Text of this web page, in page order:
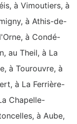
à Vimoutiers, à
à Athis-de-
à Condé-
au Theil, à La
à Tourouvre, à
à La Ferrière-
Chapelle-
à Aube,